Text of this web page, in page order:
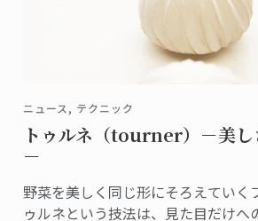
ニュース, テクニック
トゥルネ（tourner）－美し
－
野菜を美しく同じ形にそろえていく
ゥルネという技法は、見た目だけへ